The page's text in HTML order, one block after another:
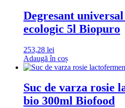
Degresant
ecologic 5l Biopuro
253,28 lei
Adaugă în coș
Suc de varza rosie
bio 300ml Biofood